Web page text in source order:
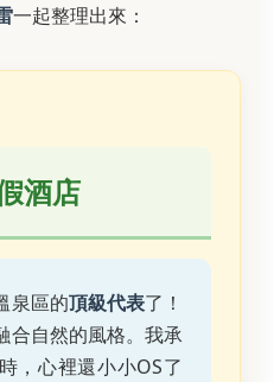
一起整理出來：
酒店
泉區的頂級代表了！
合自然的風格。我承
，心裡還小小OS了